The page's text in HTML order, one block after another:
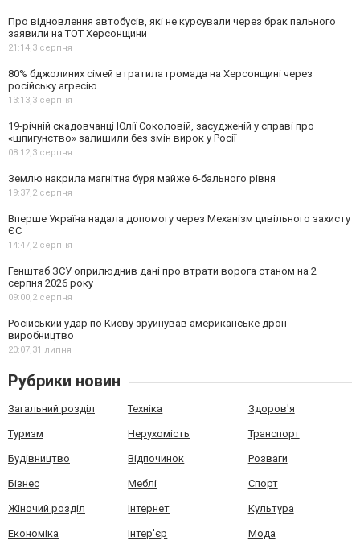
Про відновлення автобусів, які не курсували через брак пального
заявили на ТОТ Херсонщини
21:14,3 серпня
80% бджолиних сімей втратила громада на Херсонщині через
російську агресію
13:13,3 серпня
19-річній скадовчанці Юлії Соколовій, засудженій у справі про
«шпигунство» залишили без змін вирок у Росії
08:12,3 серпня
Землю накрила магнітна буря майже 6-бального рівня
19:37,2 серпня
Вперше Україна надала допомогу через Механізм цивільного захисту
ЄС
14:47,2 серпня
Генштаб ЗСУ оприлюднив дані про втрати ворога станом на 2
серпня 2026 року
09:00,2 серпня
Російський удар по Києву зруйнував американське дрон-
виробництво
20:07,31 липня
Рубрики новин
Загальний розділ Техніка Здоров'я
Туризм Нерухомість Транспорт
Будівництво Відпочинок Розваги
Бізнес Меблі Спорт
Жіночий розділ Інтернет Культура
Економіка Інтер'єр Мода